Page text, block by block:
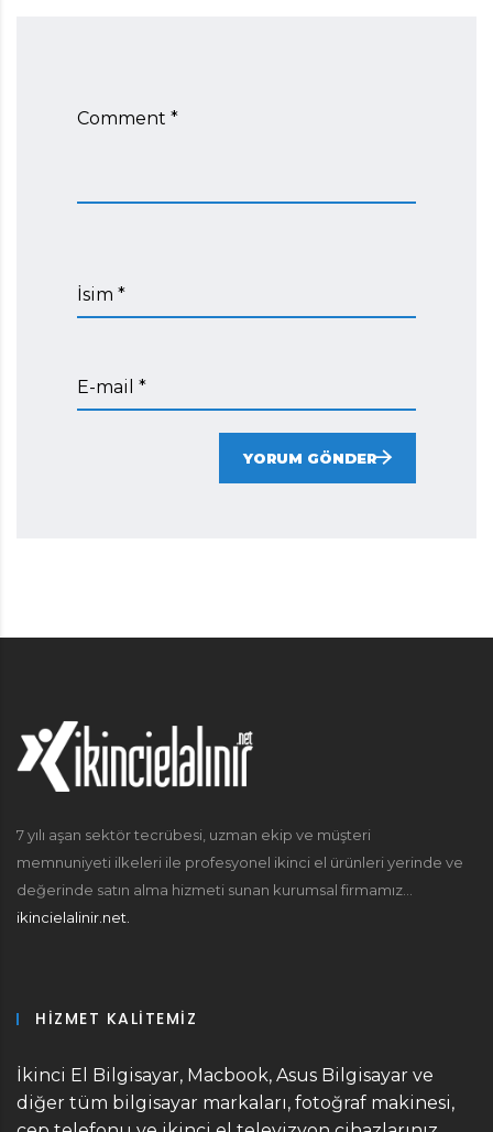
Comment *
İsim *
E-mail *
YORUM GÖNDER
7 yılı aşan sektör tecrübesi, uzman ekip ve müşteri
memnuniyeti ilkeleri ile profesyonel ikinci el ürünleri yerinde ve
değerinde satın alma hizmeti sunan kurumsal firmamız...
ikincielalinir.net.
HIZMET KALITEMIZ
İkinci El Bilgisayar, Macbook, Asus Bilgisayar ve
diğer tüm bilgisayar markaları, fotoğraf makinesi,